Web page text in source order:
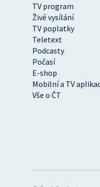
TV program
Živé vysílání
TV poplatky
Teletext
Podcasty
Počasí
E-shop
Mobilní a TV
Vše o ČT